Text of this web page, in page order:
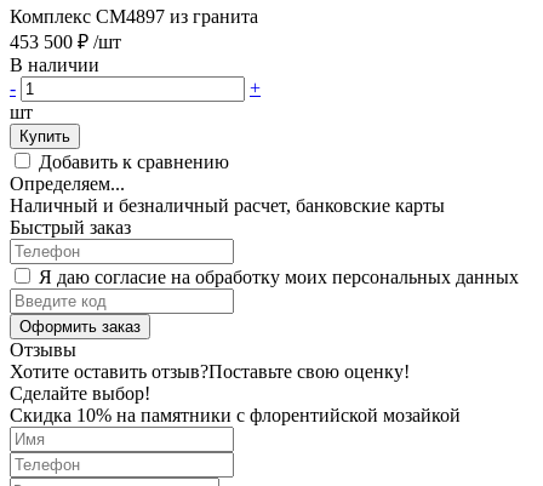
Комплекс CM4897 из гранита
453 500 ₽ /шт
В наличии
-
+
шт
Купить
Добавить к сравнению
Определяем...
Наличный и безналичный расчет, банковские карты
Быстрый заказ
Я даю согласие на обработку моих персональных данных
Оформить заказ
Отзывы
Хотите оставить отзыв?Поставьте свою оценку!
Сделайте выбор!
Скидка 10% на памятники с флорентийской мозайкой